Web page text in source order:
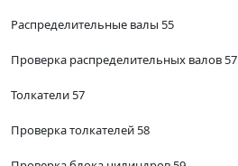
Распределительные валы 55
Проверка распределительных валов 57
Толкатели 57
Проверка толкателей 58